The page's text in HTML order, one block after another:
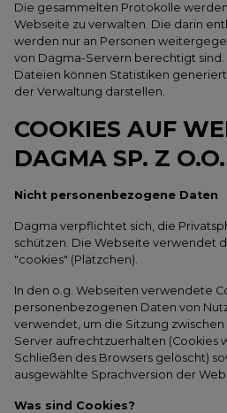
Die gesammelten Protokolle
Webseite zu verwalten. Die darin
werden nur an Personen
von Dagma-Servern berechtigt sind.
Dateien können Statistiken
der Verwaltung darstellen.
COOKIES AUF
DAGMA SP. Z O.O.
Nicht personenbezogene Daten
Dagma verpflichtet sich, die
schützen. Die Webseite verwendet
"cookies" (Plätzchen).
In den o.g. Webseiten verwendete
personenbezogenen Daten von
verwendet, um die Sitzung
Server aufrechtzuerhalten (Cookies
Schließen des Browsers gelöscht)
ausgewählte Sprachversion der
Was sind Cookies?